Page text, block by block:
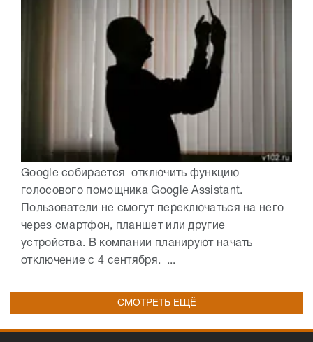
Google собирается отключить функцию
голосового помощника Google Assistant.
Пользователи не смогут переключаться на него
через смартфон, планшет или другие
устройства. В компании планируют начать
отключение с 4 сентября. ...
СМОТРЕТЬ ЕЩЁ